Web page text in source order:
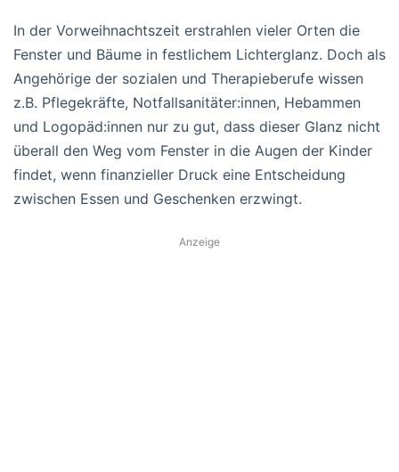
In der Vorweihnachtszeit erstrahlen vieler Orten die
Fenster und Bäume in festlichem Lichterglanz. Doch als
Angehörige der sozialen und Therapieberufe wissen
z.B. Pflegekräfte, Notfallsanitäter:innen, Hebammen
und Logopäd:innen nur zu gut, dass dieser Glanz nicht
überall den Weg vom Fenster in die Augen der Kinder
findet, wenn finanzieller Druck eine Entscheidung
zwischen Essen und Geschenken erzwingt.
Anzeige